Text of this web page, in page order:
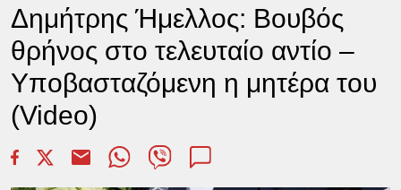
Δημήτρης Ήμελλος: Βουβός
θρήνος στο τελευταίο αντίο –
Υποβασταζόμενη η μητέρα του
(Video)